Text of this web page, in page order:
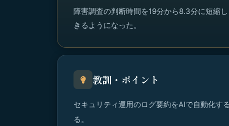
障害調査の判断時間を19分から8.3分に短縮
きるようになった。
教訓・ポイント
セキュリティ運用のログ要約をAIで自動化す
る。